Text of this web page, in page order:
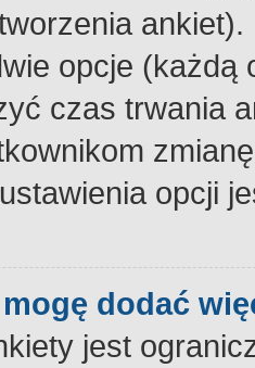
opcje
czas trwania
opcji
dodać
jest